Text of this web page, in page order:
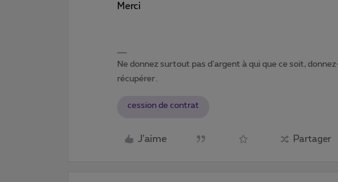
Merci
Ne donnez surtout pas d'argent à qui que ce soit,
récupérer.
cession de contrat
J'aime Partager